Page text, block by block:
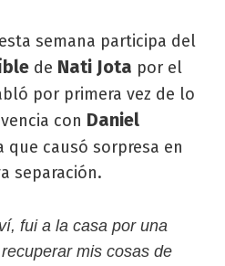
semana participa del
de Nati Jota por el
por primera vez de lo
con Daniel
que causó sorpresa en
separación.
fui a la casa por una
mis cosas de